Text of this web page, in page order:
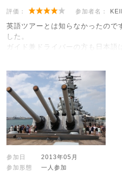
評価： 参加者名：
英語ツアーとは知らなかったので
した。
ガイド兼ドライバーの方も日本語
参加日
2013年05月
参加形態
一人参加